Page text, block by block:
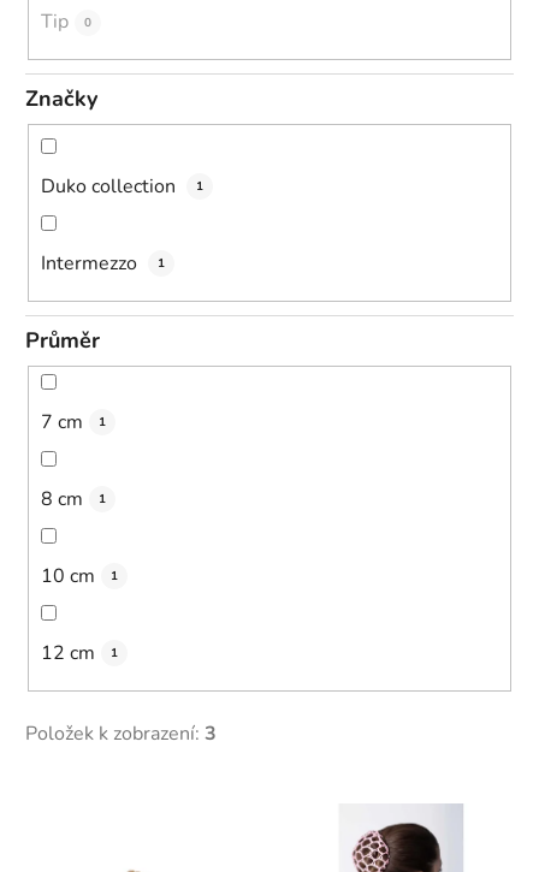
Tip 0
Značky
Duko collection 1
Intermezzo 1
Průměr
7 cm 1
8 cm 1
10 cm 1
12 cm 1
Položek k zobrazení: 3